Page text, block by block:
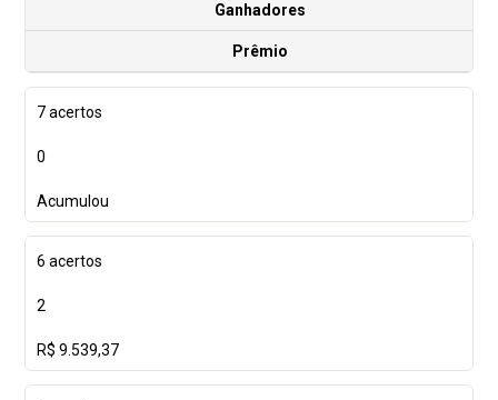
Ganhadores
Prêmio
7 acertos
0
Acumulou
6 acertos
2
R$ 9.539,37